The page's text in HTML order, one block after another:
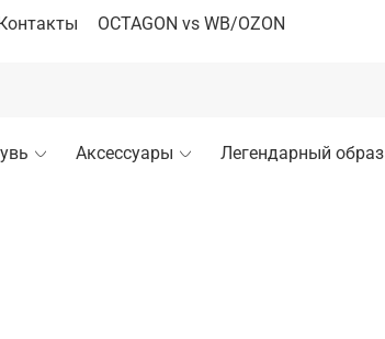
OCTAGON vs WB/OZON
Аксессуары Легендарный образ